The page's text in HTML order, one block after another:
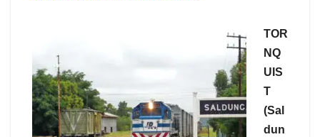
TOR
NQ
UIS
T
(Sal
dun